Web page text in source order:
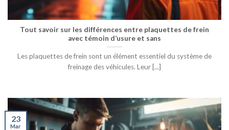
Tout savoir sur les différences entre plaquettes de frein
avec témoin d’usure et sans
Les plaquettes de frein sont un élément essentiel du système de
freinage des véhicules. Leur [...]
23
Mar